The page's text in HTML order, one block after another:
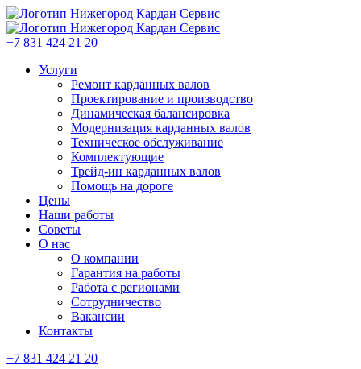
+7 831 424 21 20
Услуги
Ремонт карданных валов
Проектирование и производство
Динамическая балансировка
Модернизация карданных валов
Техническое обслуживание
Комплектующие
Трейд-ин карданных валов
Помощь на дороге
Цены
Наши работы
Советы
О нас
О компании
Гарантия на работы
Работа с регионами
Сотрудничество
Вакансии
Контакты
+7 831 424 21 20